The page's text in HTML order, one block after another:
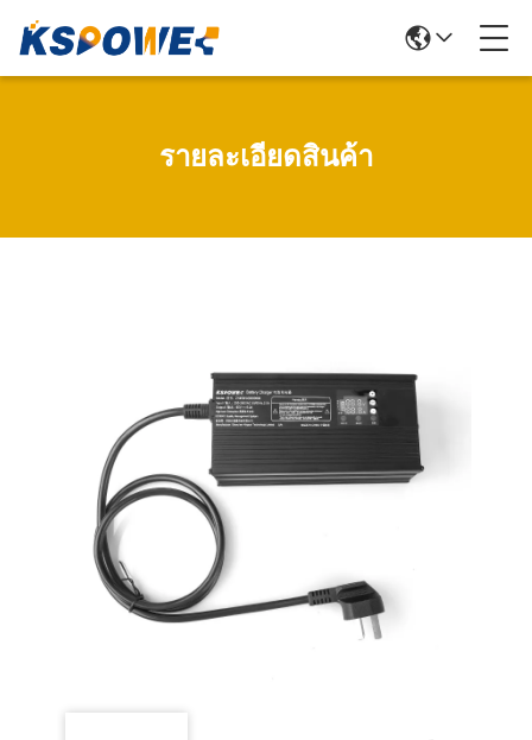
รายละเอียดสินค้า